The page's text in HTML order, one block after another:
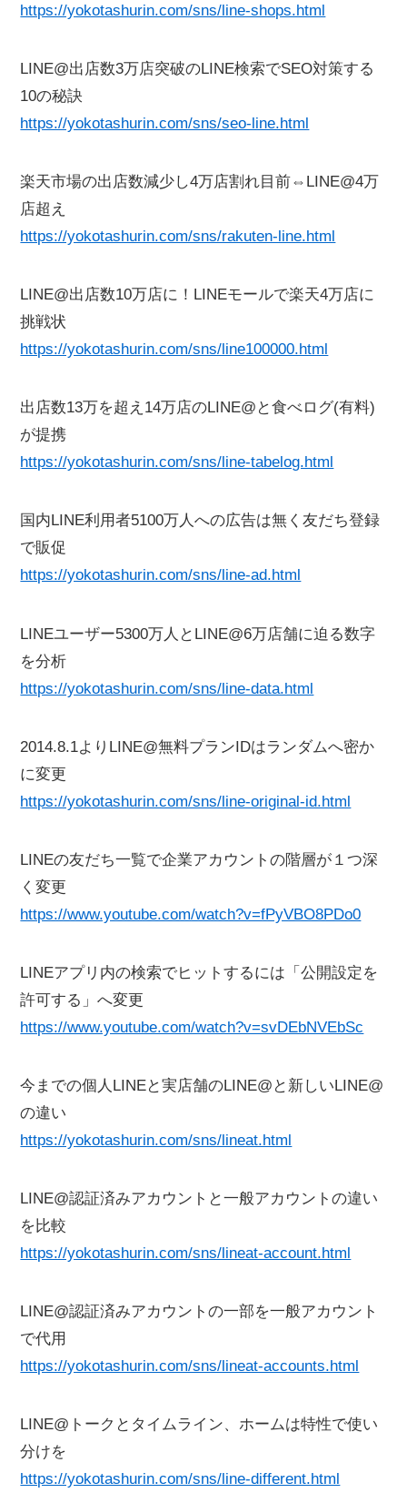
https://yokotashurin.com/sns/line-shops.html
LINE@出店数3万店突破のLINE検索でSEO対策する
10の秘訣
https://yokotashurin.com/sns/seo-line.html
楽天市場の出店数減少し4万店割れ目前⇔LINE@4万
店超え
https://yokotashurin.com/sns/rakuten-line.html
LINE@出店数10万店に！LINEモールで楽天4万店に
挑戦状
https://yokotashurin.com/sns/line100000.html
出店数13万を超え14万店のLINE@と食べログ(有料)
が提携
https://yokotashurin.com/sns/line-tabelog.html
国内LINE利用者5100万人への広告は無く友だち登録
で販促
https://yokotashurin.com/sns/line-ad.html
LINEユーザー5300万人とLINE@6万店舗に迫る数字
を分析
https://yokotashurin.com/sns/line-data.html
2014.8.1よりLINE@無料プランIDはランダムへ密か
に変更
https://yokotashurin.com/sns/line-original-id.html
LINEの友だち一覧で企業アカウントの階層が１つ深
く変更
https://www.youtube.com/watch?v=fPyVBO8PDo0
LINEアプリ内の検索でヒットするには「公開設定を
許可する」へ変更
https://www.youtube.com/watch?v=svDEbNVEbSc
今までの個人LINEと実店舗のLINE@と新しいLINE@
の違い
https://yokotashurin.com/sns/lineat.html
LINE@認証済みアカウントと一般アカウントの違い
を比較
https://yokotashurin.com/sns/lineat-account.html
LINE@認証済みアカウントの一部を一般アカウント
で代用
https://yokotashurin.com/sns/lineat-accounts.html
LINE@トークとタイムライン、ホームは特性で使い
分けを
https://yokotashurin.com/sns/line-different.html